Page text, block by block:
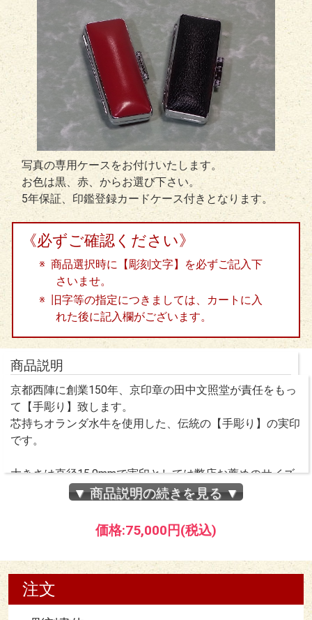
写真の専用ケースをお付けいたします。
お色は黒、赤、からお選び下さい。
5年保証、印鑑登録カードケース付きとなります。
《必ずご確認ください》
商品選択時に【彫刻文字】を必ずご記入下
さいませ。
旧字等の指定につきましては、カートに入
れた後に記入欄がございます。
商品説明
京都西陣に創業150年、京印章の田中文照堂が責任をもっ
て【手彫り】致します。
芯持ちオランダ水牛を使用した、伝統の【手彫り】の実印
です。
大きさは直径15.0mmで実印としては弊店お薦めのサイズ
になります。
男性様は基本的に【フルネーム】での彫刻となりますが、
女性様の場合、お苗字の変更の可能性がありますので、
【お名前のみ】での彫刻が人気です。
【お名前のみ】【お苗字のみ】での字入れは【横入れ】と
なります。
▼ 商品説明の続きを見る ▼
価格:75,000円(税込)
注文